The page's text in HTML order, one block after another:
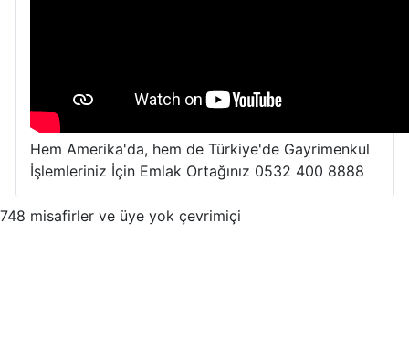
Hem Amerika'da, hem de Türkiye'de Gayrimenkul
İşlemleriniz İçin Emlak Ortağınız 0532 400 8888
748 misafirler ve üye yok çevrimiçi